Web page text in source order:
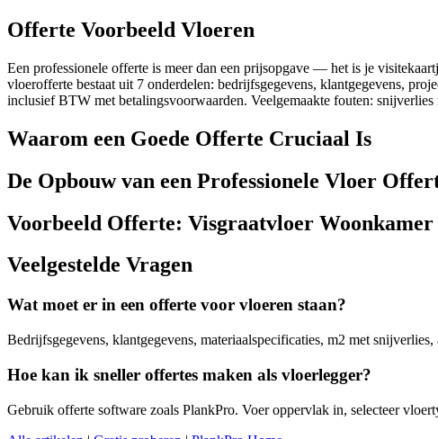
Offerte Voorbeeld Vloeren
Een professionele offerte is meer dan een prijsopgave — het is je
vloerofferte bestaat uit 7 onderdelen: bedrijfsgegevens, klantgegevens,
inclusief BTW met betalingsvoorwaarden. Veelgemaakte fouten:
Waarom een Goede Offerte Cruciaal Is
De Opbouw van een Professionele Vloer
Voorbeeld Offerte: Visgraatvloer Woonkamer
Veelgestelde Vragen
Wat moet er in een offerte voor vloeren staan?
Bedrijfsgegevens, klantgegevens, materiaalspecificaties, m2 met
Hoe kan ik sneller offertes maken als vloerlegger?
Gebruik offerte software zoals PlankPro. Voer oppervlak in, selecteer